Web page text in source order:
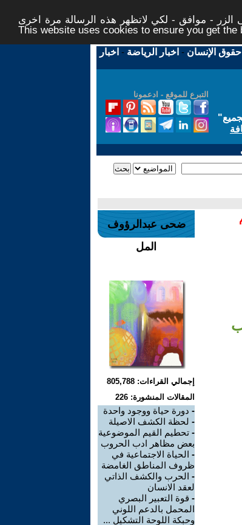
الزر - موافق - لكي لاتظهر هذه الرسالة مرة اخرى -
This website uses cookies to ensure you get the
حقوق الإنسان - اخبار الرياضة - اخبار
التبرع للموقع - ادعمونا
"
ضحى عبدالرؤوف
المل
إجمالي القراءات: 805,788
المقالات المنشورة: 226
- دورة حياة ووجود واحدة
- لحظة الكشف الاصيلة
- تحطيم القيم الموضوعية
بعض مظاهر ادب الحروب
- الحياة الاجتماعية في
ظروف المناطق الغامضة
- الحرب والكشف الذاتي
لعقد الانسان
- قوة التعبير البصري
المحمل بالدعم اللوني
وحبكة اللوحة التشكيل ...